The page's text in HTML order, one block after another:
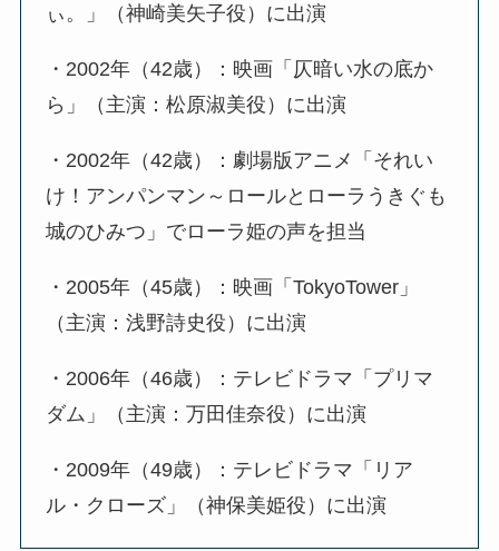
ぃ。」（神崎美矢子役）に出演
・2002年（42歳）：映画「仄暗い水の底か
ら」（主演：松原淑美役）に出演
・2002年（42歳）：劇場版アニメ「それい
け！アンパンマン～ロールとローラうきぐも
城のひみつ」でローラ姫の声を担当
・2005年（45歳）：映画「TokyoTower」
（主演：浅野詩史役）に出演
・2006年（46歳）：テレビドラマ「プリマ
ダム」（主演：万田佳奈役）に出演
・2009年（49歳）：テレビドラマ「リア
ル・クローズ」（神保美姫役）に出演